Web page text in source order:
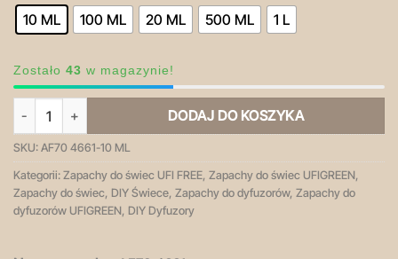
10 ML 100 ML 20 ML 500 ML 1 L
Zostało 43 w magazynie!
ilość Liquid Caramel - olejek zapachowy
DODAJ DO KOSZYKA
SKU: AF70 4661-10 ML
Kategorii: Zapachy do świec UFI FREE, Zapachy do świec UFIGREEN,
Zapachy do świec, DIY Świece, Zapachy do dyfuzorów, Zapachy do
dyfuzorów UFIGREEN, DIY Dyfuzory